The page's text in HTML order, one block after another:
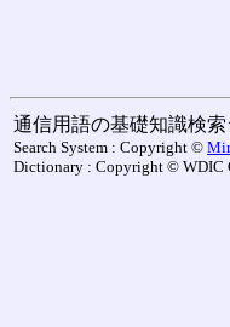
通信用語の基礎知識検索
Search System : Copyright ©
Dictionary : Copyright © WDIC